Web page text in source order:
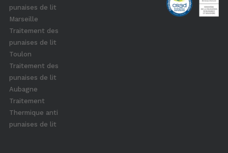
punaises de lit
Marseille
Traitement des
punaises de lit
Toulon
Traitement des
punaises de lit
Aubagne
Traitement
Thermique anti
punaises de lit